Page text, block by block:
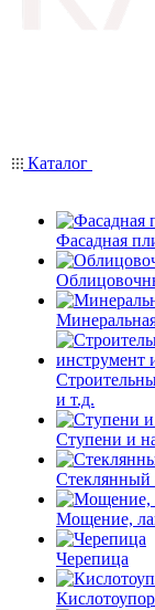
Каталог
Фасадная
и т.д.
Ступени и
Мощение,
Черепица